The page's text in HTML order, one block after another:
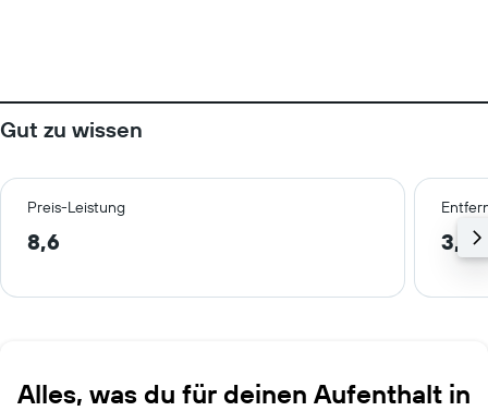
Gut zu wissen
Preis-Leistung
8,6 3,8
Alles, was du für deinen Aufenthalt in